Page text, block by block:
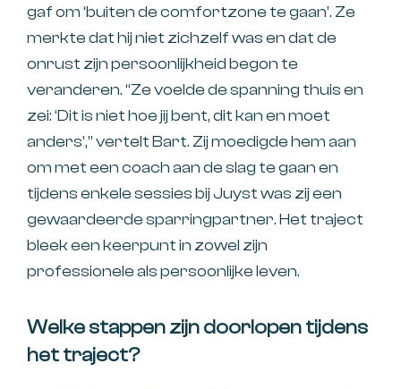
gaf om ‘buiten de comfortzone te gaan’. Ze
merkte dat hij niet zichzelf was en dat de
onrust zijn persoonlijkheid begon te
veranderen. “Ze voelde de spanning thuis en
zei: ‘Dit is niet hoe jij bent, dit kan en moet
anders’,” vertelt Bart. Zij moedigde hem aan
om met een coach aan de slag te gaan en
tijdens enkele sessies bij Juyst was zij een
gewaardeerde sparringpartner. Het traject
bleek een keerpunt in zowel zijn
professionele als persoonlijke leven.
Welke stappen zijn doorlopen tijdens
het traject?